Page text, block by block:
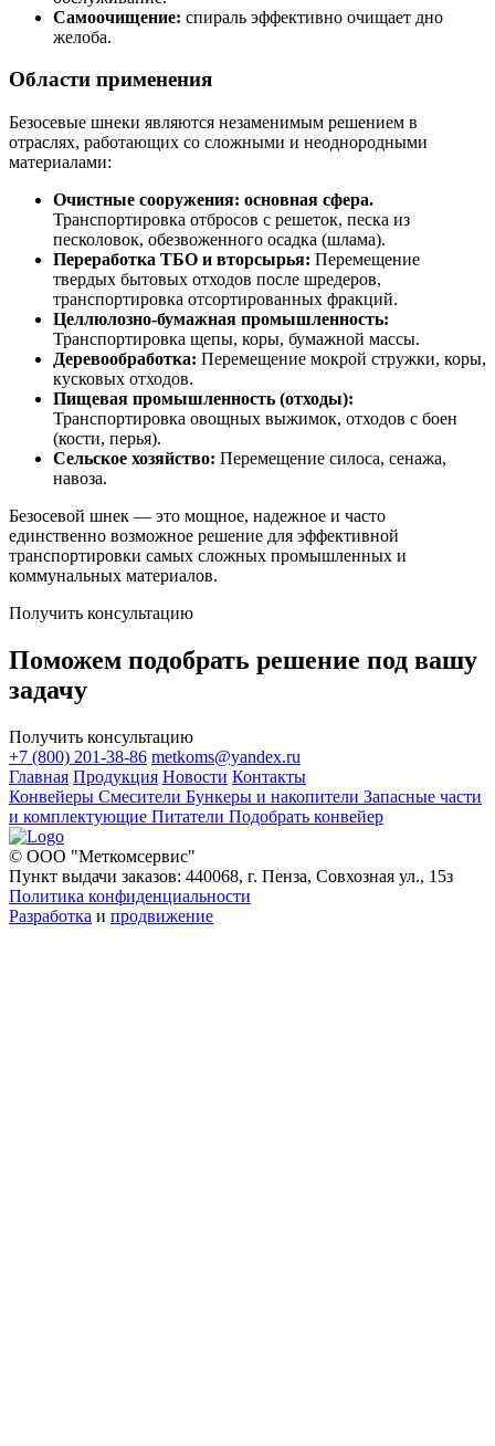
Самоочищение: спираль эффективно очищает дно
желоба.
Области применения
Безосевые шнеки являются незаменимым решением в
отраслях, работающих со сложными и неоднородными
материалами:
Очистные сооружения: основная сфера.
Транспортировка отбросов с решеток, песка из
песколовок, обезвоженного осадка (шлама).
Переработка ТБО и вторсырья: Перемещение
твердых бытовых отходов после шредеров,
транспортировка отсортированных фракций.
Целлюлозно-бумажная промышленность:
Транспортировка щепы, коры, бумажной массы.
Деревообработка: Перемещение мокрой стружки, коры,
кусковых отходов.
Пищевая промышленность (отходы):
Транспортировка овощных выжимок, отходов с боен
(кости, перья).
Сельское хозяйство: Перемещение силоса, сенажа,
навоза.
Безосевой шнек — это мощное, надежное и часто
единственно возможное решение для эффективной
транспортировки самых сложных промышленных и
коммунальных материалов.
Получить консультацию
Поможем подобрать решение под вашу
задачу
Получить консультацию
+7 (800) 201-38-86 metkoms@yandex.ru
Главная Продукция Новости Контакты
Конвейеры Смесители Бункеры и накопители Запасные части
и комплектующие Питатели Подобрать конвейер
© ООО "Меткомсервис"
Пункт выдачи заказов: 440068, г. Пенза, Совхозная ул., 15з
Политика конфиденциальности
Разработка и продвижение